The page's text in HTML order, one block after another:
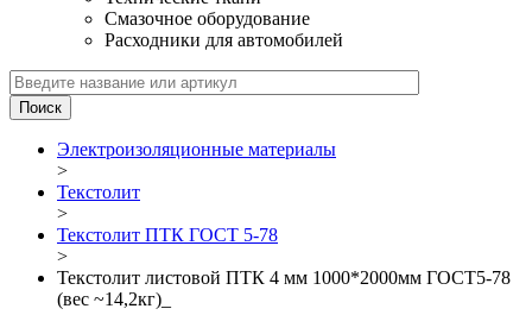
Смазочное оборудование
Расходники для автомобилей
Электроизоляционные материалы
>
Текстолит
>
Текстолит ПТК ГОСТ 5-78
>
Текстолит листовой ПТК 4 мм 1000*2000мм ГОСТ5-78
(вес ~14,2кг)_